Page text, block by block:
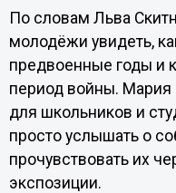
По словам Льва
молодёжи увидеть,
предвоенные годы и
период войны. Мария
для школьников и
просто услышать о
прочувствовать их
экспозиции.